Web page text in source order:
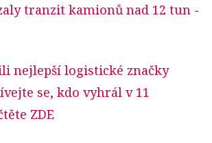
tranzit kamionů nad 12 tun -
nejlepší logistické značky
se, kdo vyhrál v 11
ZDE